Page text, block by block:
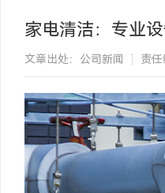
家电清洁：专业
文章出处：公司新闻 责